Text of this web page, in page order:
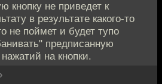
кнопку не приведет к
в результате какого-то
не поймет и будет тупо
предписанную
на кнопки.